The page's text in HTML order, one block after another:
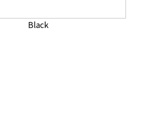
Black